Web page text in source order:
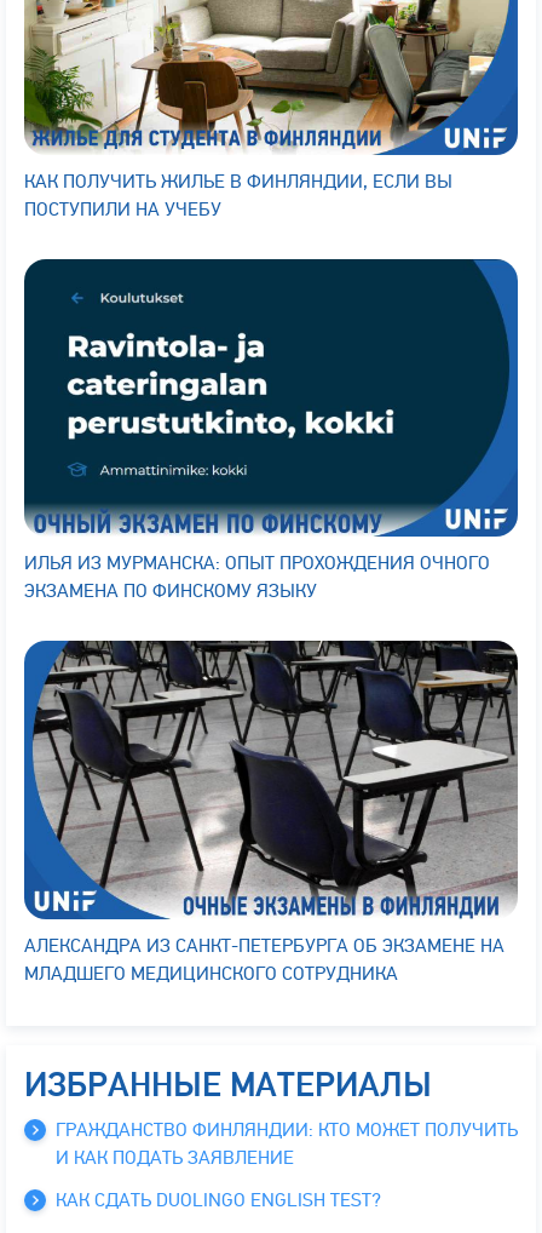
КАК ПОЛУЧИТЬ ЖИЛЬЕ В ФИНЛЯНДИИ, ЕСЛИ ВЫ
ПОСТУПИЛИ НА УЧЕБУ
ИЛЬЯ ИЗ МУРМАНСКА: ОПЫТ ПРОХОЖДЕНИЯ ОЧНОГО
ЭКЗАМЕНА ПО ФИНСКОМУ ЯЗЫКУ
АЛЕКСАНДРА ИЗ САНКТ-ПЕТЕРБУРГА ОБ ЭКЗАМЕНЕ НА
МЛАДШЕГО МЕДИЦИНСКОГО СОТРУДНИКА
ИЗБРАННЫЕ МАТЕРИАЛЫ
ГРАЖДАНСТВО ФИНЛЯНДИИ: КТО МОЖЕТ ПОЛУЧИТЬ
И КАК ПОДАТЬ ЗАЯВЛЕНИЕ
КАК СДАТЬ DUOLINGO ENGLISH TEST?